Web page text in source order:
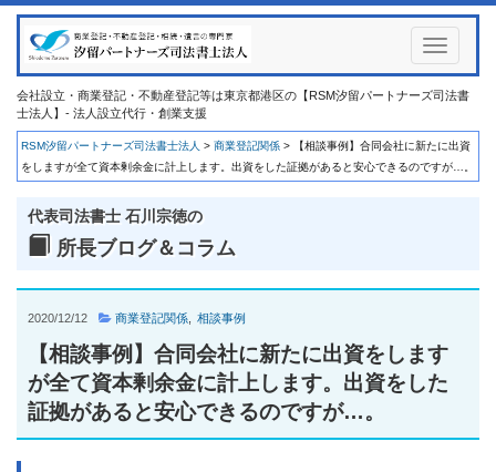
Toggle
会社設立・商業登記・不動産登記等は東京都港区の【RSM汐留パートナーズ司法書
士法人】- 法人設立代行・創業支援
RSM汐留パートナーズ司法書士法人 > 商業登記関係 >
【相談事例】合同会社に新たに出資
をしますが全て資本剰余金に計上します。出資をした証拠があると安心できるのですが…。
代表司法書士 石川宗徳の
所長ブログ＆コラム
2020/12/12 商業登記関係 相談事例
【相談事例】合同会社に新たに出資をします
が全て資本剰余金に計上します。出資をした
証拠があると安心できるのですが…。